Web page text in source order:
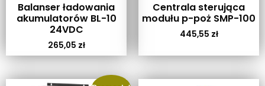
Balanser ładowania
akumulatorów BL-10
24VDC
265,05 zł
Centrala sterująca
modułu p-poż SMP-100
445,55 zł